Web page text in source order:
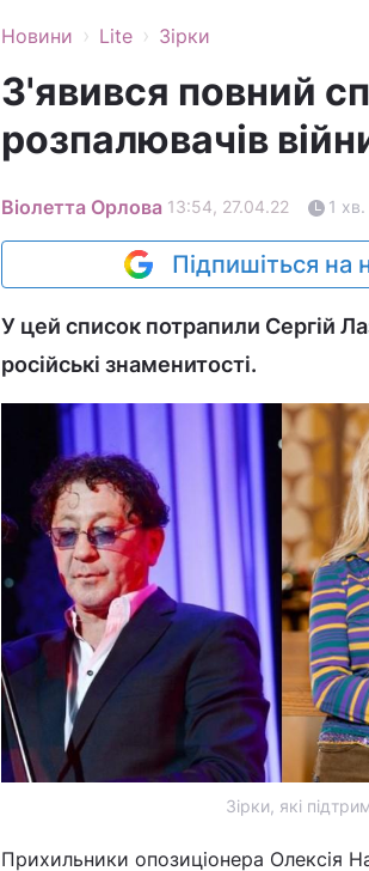
Новини › Lite › Зірки
З'явився повний
розпалювачів
Віолетта Орлова 13:54, 27.04.22 1 хв.
Підпишіться на
У цей список потрапили Сергій
російські знаменитості.
Зірки, які
Прихильники опозиціонера Олексія